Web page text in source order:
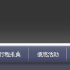
程推薦 優惠活動